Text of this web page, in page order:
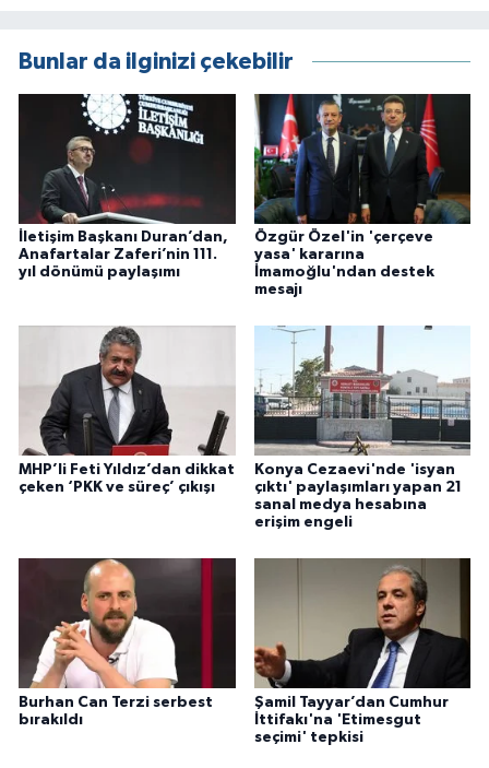
Bunlar da ilginizi çekebilir
İletişim Başkanı Duran’dan,
Anafartalar Zaferi’nin 111.
yıl dönümü paylaşımı
Özgür Özel'in 'çerçeve
yasa' kararına
İmamoğlu'ndan destek
mesajı
MHP’li Feti Yıldız’dan dikkat
çeken ‘PKK ve süreç’ çıkışı
Konya Cezaevi'nde 'isyan
çıktı' paylaşımları yapan 21
sanal medya hesabına
erişim engeli
Burhan Can Terzi serbest
bırakıldı
Şamil Tayyar’dan Cumhur
İttifakı'na 'Etimesgut
seçimi' tepkisi